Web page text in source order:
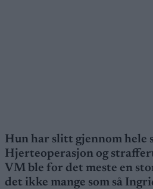
Hun har slitt gjennom hele
Hjerteoperasjon og
VM ble for det meste en
det ikke mange som så